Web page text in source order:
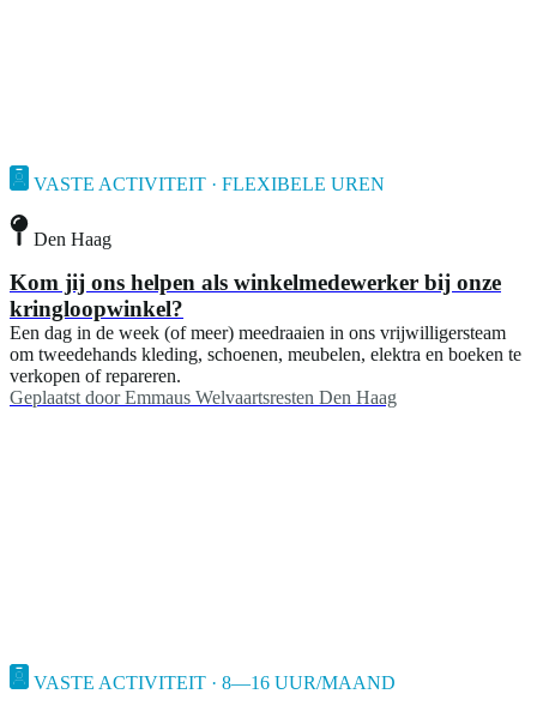
VASTE ACTIVITEIT · FLEXIBELE UREN
Den Haag
Kom jij ons helpen als winkelmedewerker bij onze
kringloopwinkel?
Een dag in de week (of meer) meedraaien in ons vrijwilligersteam
om tweedehands kleding, schoenen, meubelen, elektra en boeken te
verkopen of repareren.
Geplaatst door Emmaus Welvaartsresten Den Haag
VASTE ACTIVITEIT · 8—16 UUR/MAAND